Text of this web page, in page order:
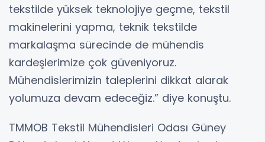
tekstilde yüksek teknolojiye geçme, tekstil
makinelerini yapma, teknik tekstilde
markalaşma sürecinde de mühendis
kardeşlerimize çok güveniyoruz.
Mühendislerimizin taleplerini dikkat alarak
yolumuza devam edeceğiz.” diye konuştu.
TMMOB Tekstil Mühendisleri Odası Güney